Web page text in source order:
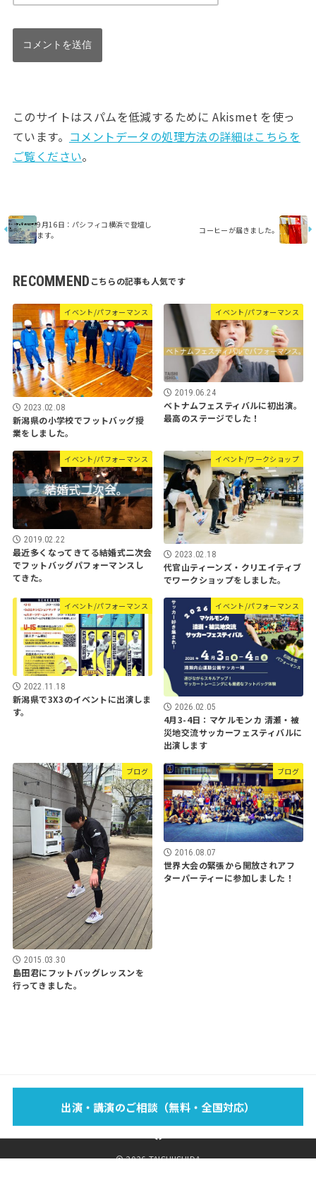
このサイトはスパムを低減するために Akismet を使っ
ています。 コメントデータの処理方法の詳細はこちらを
ご覧ください。
9月16日：パシフィコ横浜で登壇し
ます。
コーヒーが届きました。
RECOMMEND
イベント/パフォーマンス
2023.02.08
新潟県の小学校でフットバッグ授
業をしました。
イベント/パフォーマンス
2019.06.24
ベトナムフェスティバルに初出演。
最高のステージでした！
イベント/パフォーマンス
2019.02.22
最近多くなってきてる結婚式二次会
でフットバッグパフォーマンスし
てきた。
イベント/ワークショップ
2023.02.18
代官山ティーンズ・クリエイティブ
でワークショップをしました。
イベント/パフォーマンス
2022.11.18
新潟県で3X3のイベントに出演しま
す。
イベント/パフォーマンス
2026.02.05
4月3-4日：マケルモンカ 清瀬・被
災地交流サッカーフェスティバルに
出演します
ブログ
2015.03.30
島田君にフットバッグレッスンを
行ってきました。
ブログ
2016.08.07
世界大会の緊張から開放されアフ
ターパーティーに参加しました！
出演・講演のご相談（無料・全国対応）
FOOTBAG？
BLOG SPONSOR SHOP CONTACT
© 2026 TAISHIISHIDA